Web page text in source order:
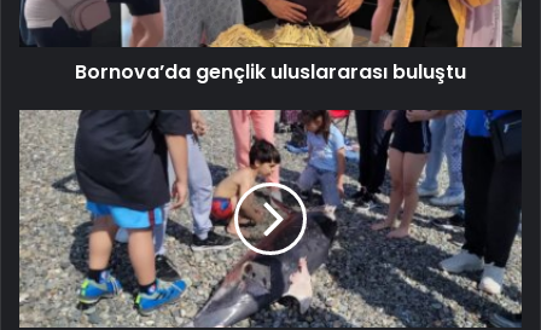
Bornova’da gençlik uluslararası buluştu